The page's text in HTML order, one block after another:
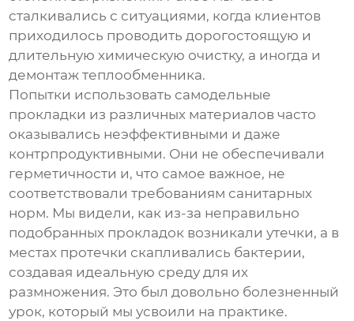
сталкивались с ситуациями, когда клиентов
приходилось проводить дорогостоящую и
длительную химическую очистку, а иногда и
демонтаж теплообменника.
Попытки использовать самодельные
прокладки из различных материалов часто
оказывались неэффективными и даже
контрпродуктивными. Они не обеспечивали
герметичности и, что самое важное, не
соответствовали требованиям санитарных
норм. Мы видели, как из-за неправильно
подобранных прокладок возникали утечки, а в
местах протечки скапливались бактерии,
создавая идеальную среду для их
размножения. Это был довольно болезненный
урок, который мы усвоили на практике.